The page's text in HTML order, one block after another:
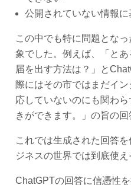
公開されていない情報
この中でも特に問題とな
象でした。例えば、「と
届を出す方法は？」と
際にはその市ではまだイ
応していないのにも関わ
きができます。」の旨の回
これでは生成された回答
ジネスの世界では到底使え
ChatGPTの回答に信憑性